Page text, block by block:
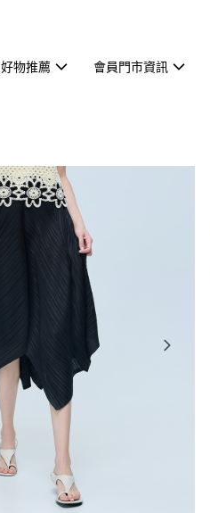
好物推薦 會員門市資訊